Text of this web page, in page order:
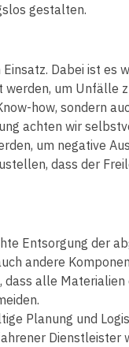
gestalten.
Dabei ist es
um Unfälle
how, sondern
achten wir
um negative
dass der
Entsorgung der
andere
alle
Planung und
Dienstleister